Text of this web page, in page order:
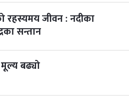
७ महिना बाँकी
रहस्यमय जीवन : नदीका
सन्तान
बढ्यो